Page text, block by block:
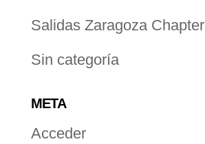
Salidas Zaragoza Chapter
Sin categoría
META
Acceder